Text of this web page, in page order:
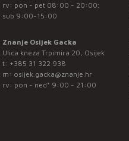
rv: pon - pet 08:00 - 20:00;
sub 9:00-15:00
Znanje Osijek Gacka
Ulica kneza Trpimira 20, Osijek
t: +385 31 322 938
m: osijek.gacka@znanje.hr
rv: pon - ned* 9:00 - 21:00